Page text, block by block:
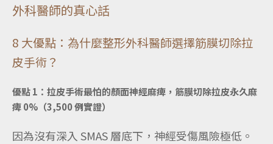
外科醫師的真心話
8 大優點：為什麼整形外科醫師選擇筋膜切除拉
皮手術？
優點 1：拉皮手術最怕的顏面神經麻痺，筋膜切除拉皮永久麻
痺 0%（3,500 例實證）
因為沒有深入 SMAS 層底下，神經受傷風險極低。